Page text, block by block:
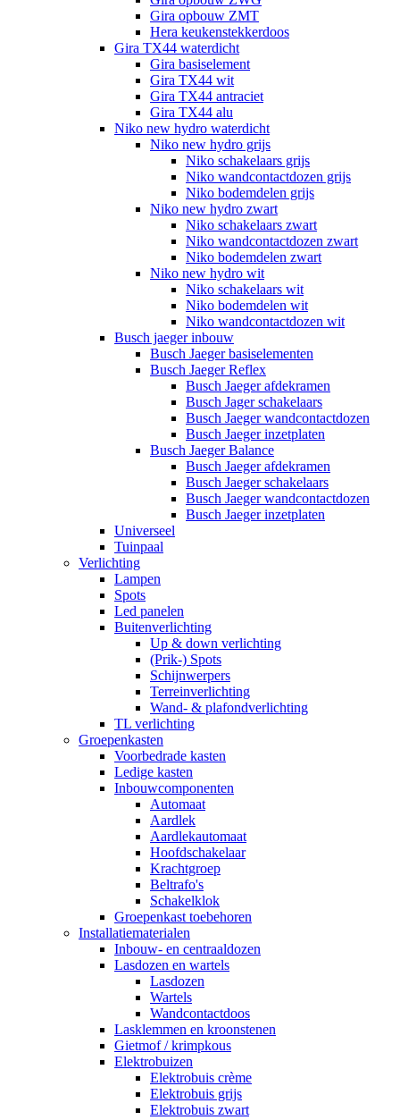
Gira opbouw ZMT
Hera keukenstekkerdoos
Gira TX44 waterdicht
Gira basiselement
Gira TX44 wit
Gira TX44 antraciet
Gira TX44 alu
Niko new hydro waterdicht
Niko new hydro grijs
Niko schakelaars grijs
Niko wandcontactdozen grijs
Niko bodemdelen grijs
Niko new hydro zwart
Niko schakelaars zwart
Niko wandcontactdozen zwart
Niko bodemdelen zwart
Niko new hydro wit
Niko schakelaars wit
Niko bodemdelen wit
Niko wandcontactdozen wit
Busch jaeger inbouw
Busch Jaeger basiselementen
Busch Jaeger Reflex
Busch Jaeger afdekramen
Busch Jager schakelaars
Busch Jaeger wandcontactdozen
Busch Jaeger inzetplaten
Busch Jaeger Balance
Busch Jaeger afdekramen
Busch Jaeger schakelaars
Busch Jaeger wandcontactdozen
Busch Jaeger inzetplaten
Universeel
Tuinpaal
Verlichting
Lampen
Spots
Led panelen
Buitenverlichting
Up & down verlichting
(Prik-) Spots
Schijnwerpers
Terreinverlichting
Wand- & plafondverlichting
TL verlichting
Groepenkasten
Voorbedrade kasten
Ledige kasten
Inbouwcomponenten
Automaat
Aardlek
Aardlekautomaat
Hoofdschakelaar
Krachtgroep
Beltrafo's
Schakelklok
Groepenkast toebehoren
Installatiematerialen
Inbouw- en centraaldozen
Lasdozen en wartels
Lasdozen
Wartels
Wandcontactdoos
Lasklemmen en kroonstenen
Gietmof / krimpkous
Elektrobuizen
Elektrobuis crème
Elektrobuis grijs
Elektrobuis zwart